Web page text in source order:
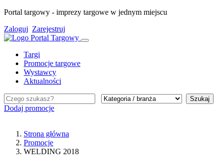
Portal targowy - imprezy targowe w jednym miejscu
Zaloguj Zarejestruj
Targi
Promocje targowe
Wystawcy
Aktualności
Szukaj
Dodaj promocje
Strona główna
Promocje
WELDING 2018